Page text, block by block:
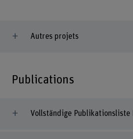
Autres projets
Publications
Vollständige Publikationsliste